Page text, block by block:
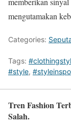
mengutamakan
Categories:
Tags:
#style, #styleinspo
Tren Fashion
Salah.